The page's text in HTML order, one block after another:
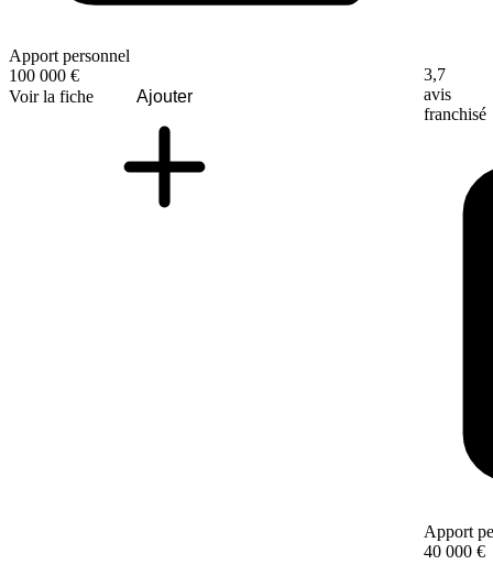
Apport personnel
100 000 €
Voir la fiche
Ajouter
3,7
avis
franchisé
Apport
40 000 €